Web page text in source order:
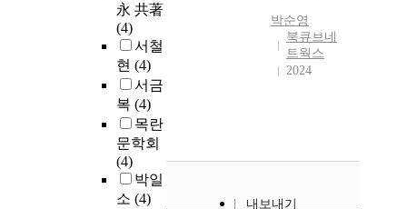
永 共著
(4)
서철
현 (4)
서금
복 (4)
목란
문학회
(4)
박일
소 (4)
박순영
북큐브네
트웍스
2024
내보내기